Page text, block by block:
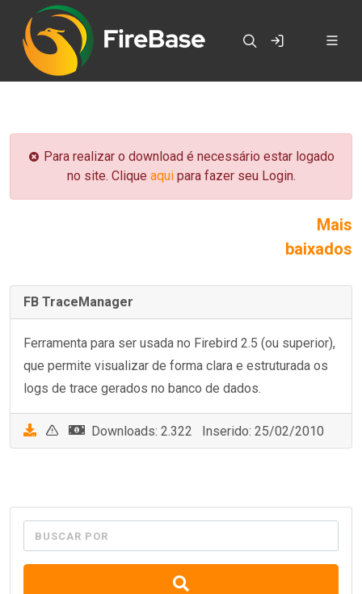
Para realizar o download é necessário estar logado
no site. Clique aquipara fazer seu Login.
Mais
baixados
FB TraceManager
Ferramenta para ser usada no Firebird 2.5 (ou superior),
que permite visualizar de forma clara e estruturada os
logs de trace gerados no banco de dados.
Downloads: 2.322 Inserido: 25/02/2010
BUSCAR POR